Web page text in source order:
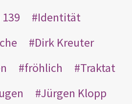
Identität
Dirk Kreuter
fröhlich
Traktat
Jürgen Klopp